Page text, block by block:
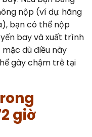
nộp (ví dụ: hãng
bạn có thể nộp
bay và xuất trình
dù điều này
gây chậm trễ tại
giờ